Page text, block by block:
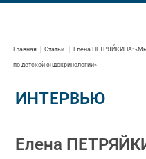
Главная Статьи Елена ПЕТРЯЙКИНА: «Мы
по детской эндокринологии»
ИНТЕРВЬЮ
Елена